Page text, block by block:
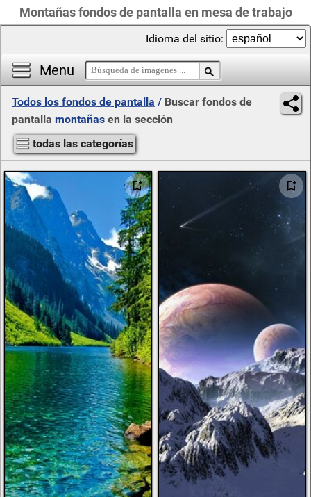
Montañas fondos de pantalla en mesa de trabajo
Menu
Idioma del sitio:
Todos los fondos de pantalla / Buscar fondos de
pantalla montañas en la sección
todas las categorías